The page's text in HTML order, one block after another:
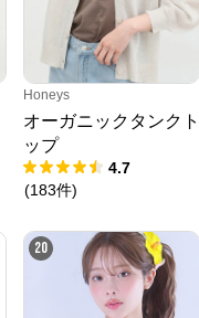
Honeys
オーガニックタンクト
ップ
4.7
(183件)
20